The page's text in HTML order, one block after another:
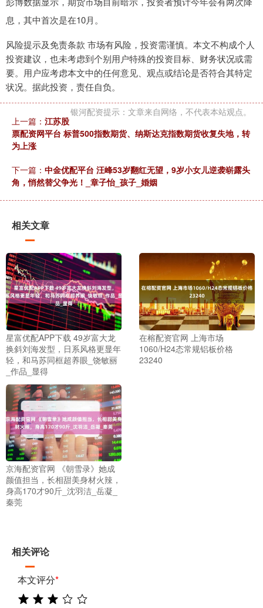
息，其中首次是在10月。
风险提示及免责条款 市场有风险，投资需谨慎。本文不构成个人
投资建议，也未考虑到个别用户特殊的投资目标、财务状况或需
要。用户应考虑本文中的任何意见、观点或结论是否符合其特定
状况。据此投资，责任自负。
银河配资提示：文章来自网络，不代表本站观点。
上一篇： 江苏股
票配资网平台 标普500指数期货、纳斯达克指数期货收复失地，转
为上涨
下一篇： 中金优配平台 汪峰53岁翻红无望，9岁小女儿逆袭崭露头
角，悄然替父争光！_章子怡_孩子_婚姻
相关文章
星富优配APP下载 49岁富大龙
换斜刘海发型，日系风格更显年
轻，和马苏同框超养眼_饶敏丽
_作品_显得
在榕配资官网 上海市场
1060/H24态常规铝板价格
23240
京海配资官网 《朝雪录》她成
颜值担当，长相甜美身材火辣，
身高170才90斤_沈羽洁_岳凝_
秦莞
相关评论
本文评分*